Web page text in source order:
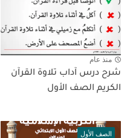
منذ عام
شرح درس آداب تلاوة القرآن
الكريم الصف الأول
الصف الأول